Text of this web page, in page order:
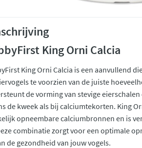
King Orni Calcia
King Orni Calcia is een aanvullend
te voorzien van de juiste
de vorming van stevige
de kweek als bij calciumtekorten. King
opneembare calciumbronnen en is
combinatie zorgt voor een optimale
de gezondheid van jouw vogels.